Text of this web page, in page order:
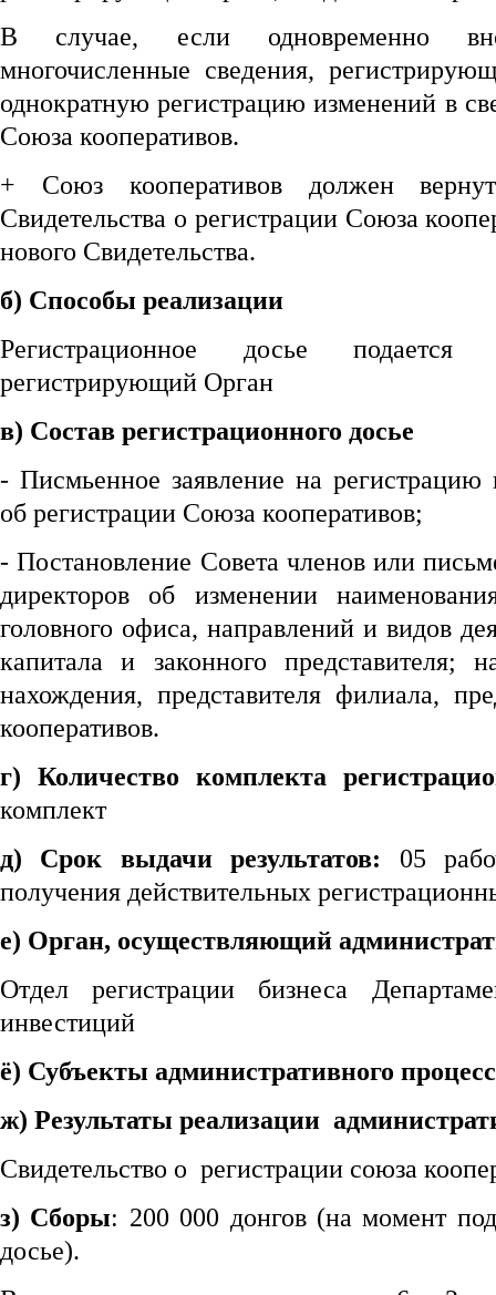
В случае, если одновременно
многочисленные сведения,
однократную регистрацию изменений в
Союза кооперативов.
+ Союз кооперативов должен
Свидетельства о регистрации Союза
нового Свидетельства.
б) Способы реализации
Регистрационное досье подается
регистрирующий Орган
в) Состав регистрационного досье
- Писмьенное заявление на регистрацию
об регистрации Союза кооперативов;
- Постановление Совета членов или
директоров об изменении
головного офиса, направлений и видов
капитала и законного представителя;
нахождения, представителя филиала,
кооперативов.
г) Количество комплекта
комплект
д) Срок выдачи результатов:
05
получения действительных
е) Орган, осуществляющий
Отдел регистрации бизнеса
инвестиций
ё) Субъекты административного
ж) Результаты реализации
Свидетельство о регистрации союза
з) Сборы: 200 000 донгов (на момент
досье).